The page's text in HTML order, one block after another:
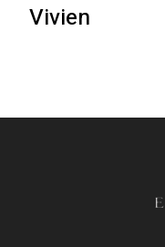
Vivien